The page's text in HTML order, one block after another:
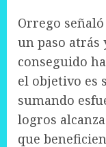
Orrego
un paso atrás
conseguido
el objetivo es
sumando
logros
que